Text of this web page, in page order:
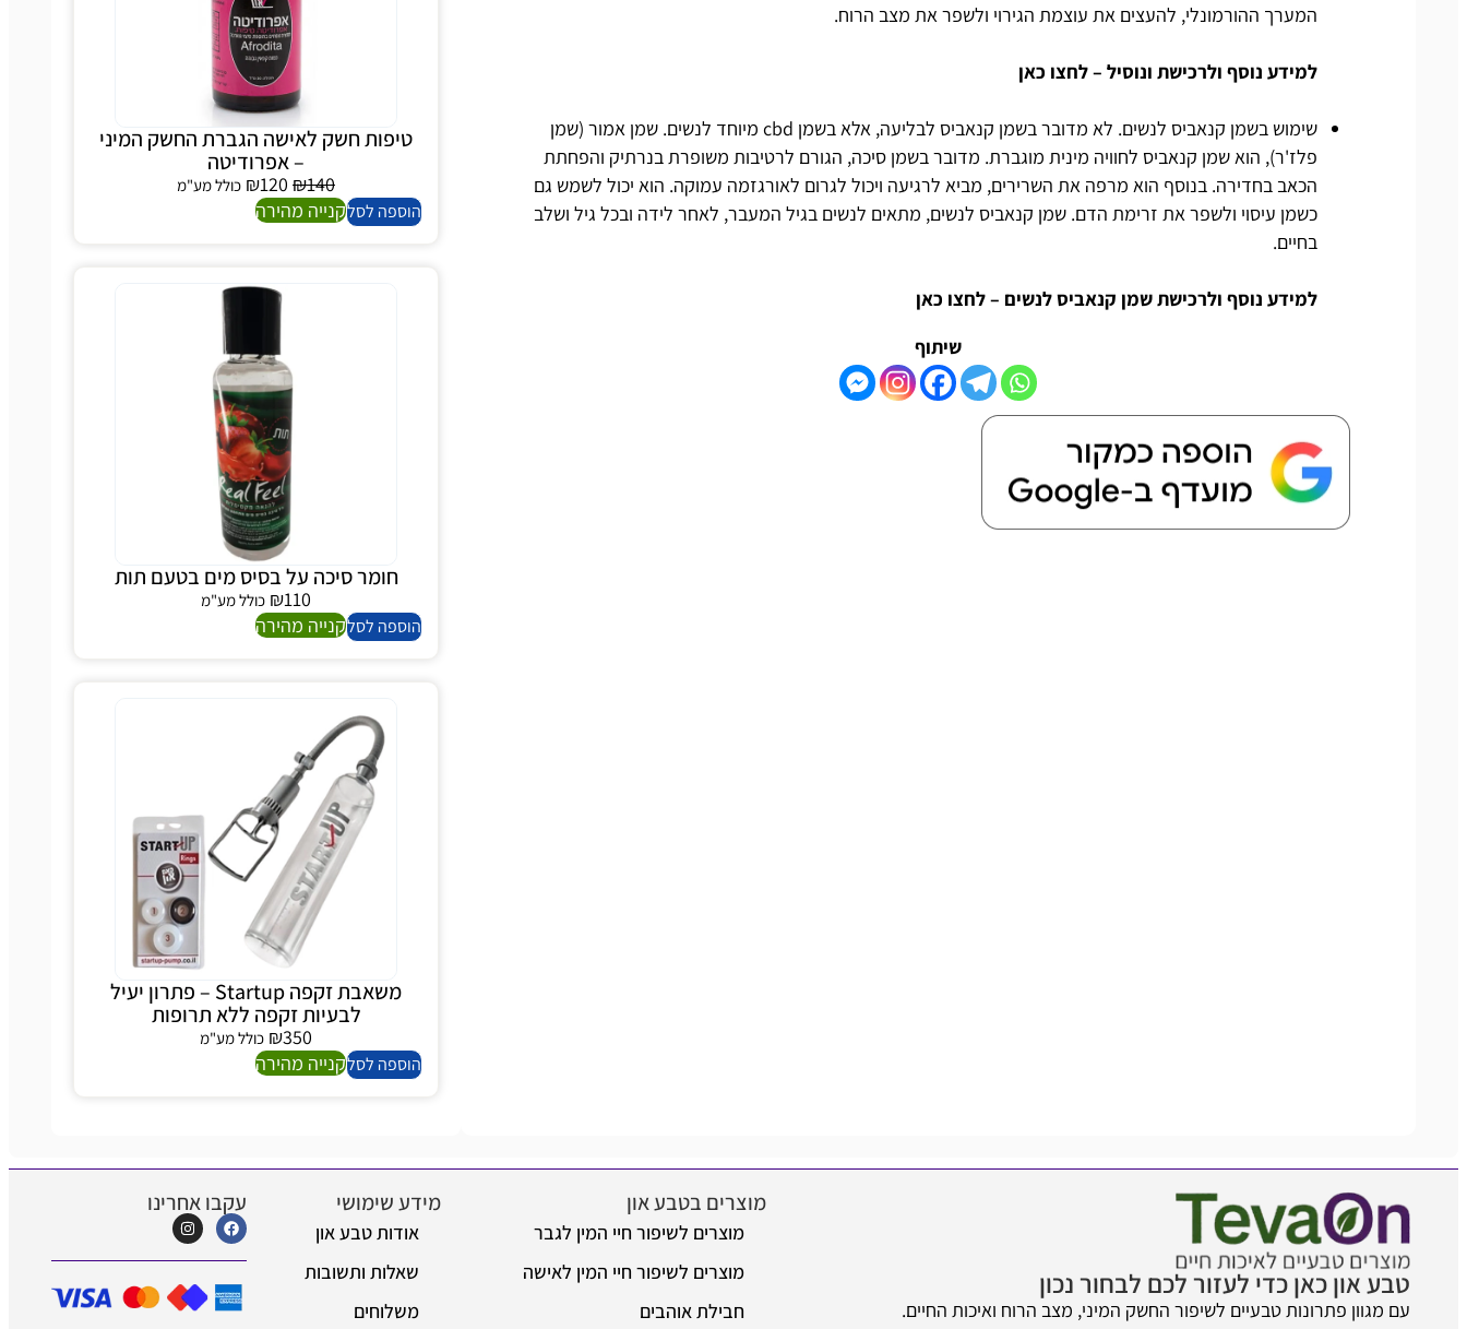
המערך ההורמונלי, להעצים את עוצמת הגירוי ולשפר את מצב הרוח.
למידע נוסף ולרכישת ונוסיל – לחצו כאן
שימוש בשמן קנאביס לנשים. לא מדובר בשמן קנאביס לבליעה, אלא בשמן cbd מיוחד לנשים. שמן אמור (שמן
פלז'ר), הוא שמן קנאביס לחוויה מינית מוגברת. מדובר בשמן סיכה, הגורם לרטיבות משופרת בנרתיק והפחתת
הכאב בחדירה. בנוסף הוא מרפה את השרירים, מביא לרגיעה ויכול לגרום לאורגזמה עמוקה. הוא יכול לשמש גם
כשמן עיסוי ולשפר את זרימת הדם. שמן קנאביס לנשים, מתאים לנשים בגיל המעבר, לאחר לידה ובכל גיל ושלב
בחיים.
למידע נוסף ולרכישת שמן קנאביס לנשים – לחצו כאן
שיתוף
טיפות חשק לאישה הגברת החשק המיני
– אפרודיטה
₪140
₪120 כולל מע"מ
הוספה לסלקנייה מהירה
חומר סיכה על בסיס מים בטעם תות
₪110 כולל מע"מ
הוספה לסלקנייה מהירה
משאבת זקפה Startup – פתרון יעיל
לבעיות זקפה ללא תרופות
₪350 כולל מע"מ
הוספה לסלקנייה מהירה
טבע און כאן כדי לעזור לכם לבחור נכון
עם מגוון פתרונות טבעיים לשיפור החשק המיני, מצב הרוח ואיכות החיים.
מוצרים בטבע און
מוצרים לשיפור חיי המין לגבר
מוצרים לשיפור חיי המין לאישה
חבילת אוהבים
מידע שימושי
אודות טבע און
שאלות ותשובות
משלוחים
עקבו אחרינו